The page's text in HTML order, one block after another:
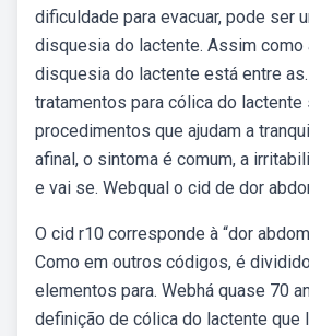
dificuldade para evacuar, pode ser
disquesia do lactente. Assim como
disquesia do lactente está entre
tratamentos para cólica do lactente
procedimentos que ajudam a
afinal, o sintoma é comum, a
e vai se. Webqual o cid de dor
O cid r10 corresponde à “dor
Como em outros códigos, é
elementos para. Webhá quase 70
definição de cólica do lactente que